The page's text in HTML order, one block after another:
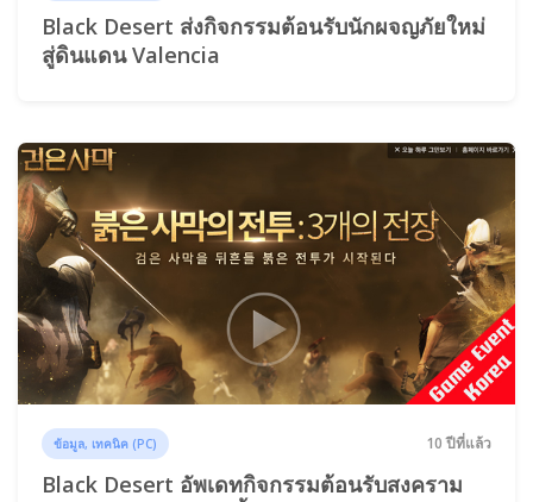
Black Desert ส่งกิจกรรมต้อนรับนักผจญภัยใหม่
สู่ดินแดน Valencia
ข้อมูล, เทคนิค (PC) 10 ปีที่แล้ว
Black Desert อัพเดทกิจกรรมต้อนรับสงคราม